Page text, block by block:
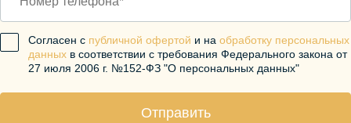
Согласен с публичной офертой и на обработку персональных
данных в соответствии с требования Федерального закона от
27 июля 2006 г. №152-ФЗ "О персональных данных"
Отправить